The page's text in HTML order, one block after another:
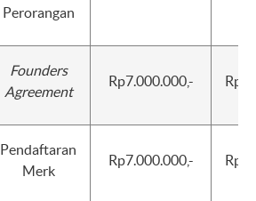
Perorangan
Founders
Agreement
Rp7.000.000,-
Pendaftaran
Merk
Rp7.000.000,-